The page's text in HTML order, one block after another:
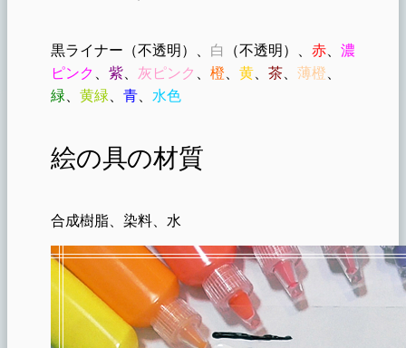
黒ライナー（不透明）、 白 （不透明）、 赤
濃
ピンク
紫 灰ピンク 橙 黄 茶 薄橙
緑
黄緑 青 水色
絵の具の材質
合成樹脂、染料、水